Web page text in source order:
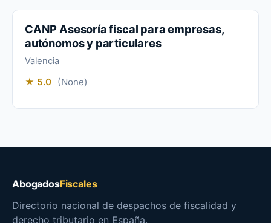
CANP Asesoría fiscal para empresas,
autónomos y particulares
Valencia
★ 5.0 (None)
AbogadosFiscales
Directorio nacional de despachos de fiscalidad y
derecho tributario en España.